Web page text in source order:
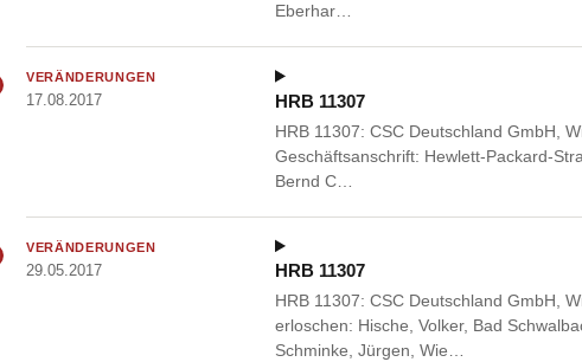
Eberhar…
VERÄNDERUNGEN
17.08.2017 HRB 11307
HRB 11307: CSC Deutschland GmbH,
Geschäftsanschrift: Hewlett-Packard-
Bernd C…
VERÄNDERUNGEN
29.05.2017 HRB 11307
HRB 11307: CSC Deutschland GmbH,
erloschen: Hische, Volker, Bad
Schminke, Jürgen, Wie…